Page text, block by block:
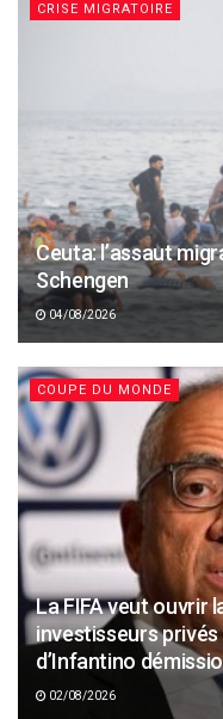
CRISE MIGRATOIRE
Ceuta: l’assaut
Schengen
04/08/2026
COUPE DU MONDE
La FIFA veut ouvrir
investisseurs
d’Infantino
02/08/2026